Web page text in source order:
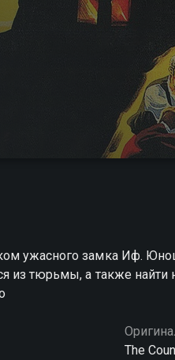
ужасного замка Иф.
из тюрьмы, а также найти
The